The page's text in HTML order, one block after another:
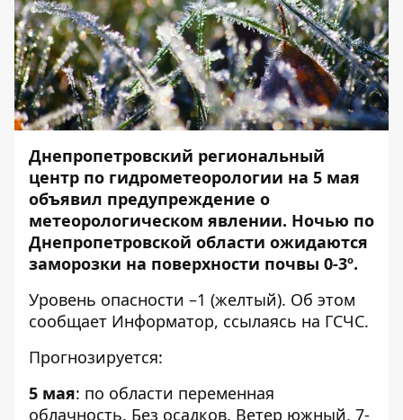
Днепропетровский региональный
центр по гидрометеорологии на 5 мая
объявил предупреждение о
метеорологическом явлении. Ночью по
Днепропетровской области ожидаются
заморозки на поверхности почвы 0-3º.
Уровень опасности –1 (желтый). Об этом
сообщает Информатор, ссылаясь на ГСЧС.
Прогнозируется:
5 мая: по области переменная
облачность. Без осадков. Ветер южный, 7-